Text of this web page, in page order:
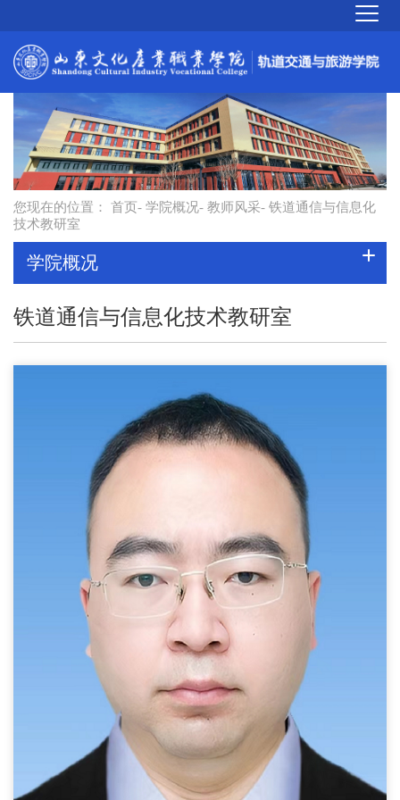
您现在的位置： 首页- 学院概况- 教师风采- 铁道通信与信息化
技术教研室
学院概况
铁道通信与信息化技术教研室